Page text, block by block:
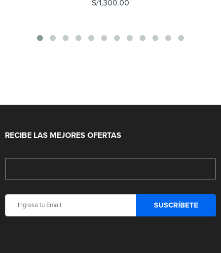
S/1,300.00
RECIBE LAS MEJORES OFERTAS